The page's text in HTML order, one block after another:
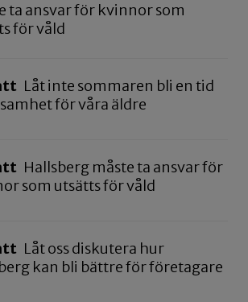
ta ansvar för kvinnor som
för våld
Låt inte sommaren bli en tid
för våra äldre
Hallsberg måste ta ansvar för
som utsätts för våld
Låt oss diskutera hur
kan bli bättre för företagare